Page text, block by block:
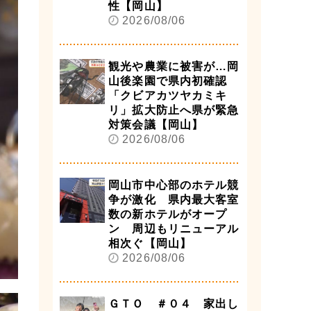
性【岡山】
2026/08/06
観光や農業に被害が…岡
山後楽園で県内初確認
「クビアカツヤカミキ
リ」拡大防止へ県が緊急
対策会議【岡山】
2026/08/06
岡山市中心部のホテル競
争が激化 県内最大客室
数の新ホテルがオープ
ン 周辺もリニューアル
相次ぐ【岡山】
2026/08/06
ＧＴＯ ＃０４ 家出し